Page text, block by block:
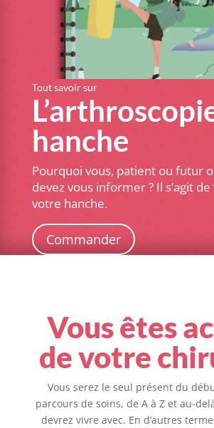
Tout savoir sur
hanche
Pourquoi vous, patient ou futur
devez vous informer ? Il s’agit
votre hanche.
Commander
Vous êtes
de votre
Vous serez le seul présent du
parcours de soins, de A à Z et au-
devrez vivre avec. En d’autres